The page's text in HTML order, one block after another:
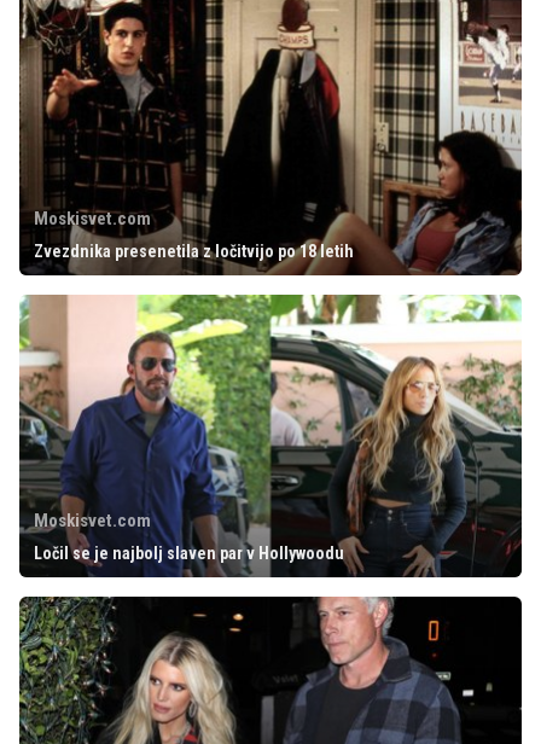
Moskisvet.com
Zvezdnika presenetila z ločitvijo po 18 letih
Moskisvet.com
Ločil se je najbolj slaven par v Hollywoodu